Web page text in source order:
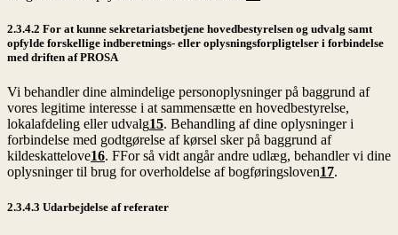
2.3.4.2 For at kunne sekretariatsbetjene hovedbestyrelsen og udvalg samt
opfylde forskellige indberetnings- eller oplysningsforpligtelser i forbindelse
med driften af PROSA
Vi behandler dine almindelige personoplysninger på baggrund af
vores legitime interesse i at sammensætte en hovedbestyrelse,
lokalafdeling eller udvalg15. Behandling af dine oplysninger i
forbindelse med godtgørelse af kørsel sker på baggrund af
kildeskattelove16. FFor så vidt angår andre udlæg, behandler vi dine
oplysninger til brug for overholdelse af bogføringsloven17.
2.3.4.3 Udarbejdelse af referater